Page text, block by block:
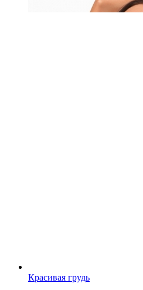
Красивая грудь